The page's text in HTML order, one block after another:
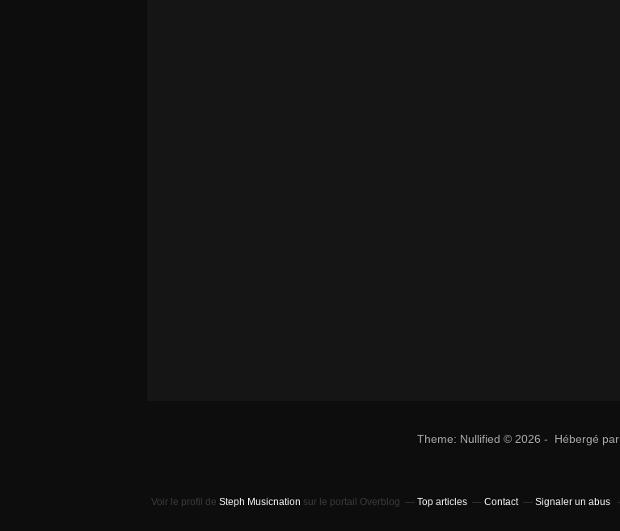
Theme: Nullified © 2026 - Hébergé par
Voir le profil de Steph Musicnation sur le portail Overblog Top articles Contact Signaler un abus